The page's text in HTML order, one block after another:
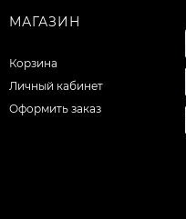
МАГАЗИН
Корзина
Личный кабинет
Оформить заказ